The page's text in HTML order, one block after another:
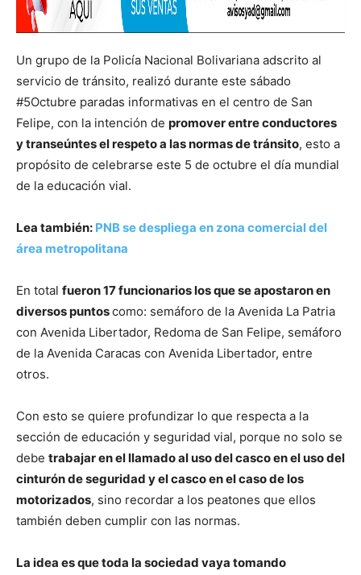
Un grupo de la Policía Nacional Bolivariana adscrito al
servicio de tránsito, realizó durante este sábado
#5Octubre paradas informativas en el centro de San
Felipe, con la intención de promover entre conductores
y transeúntes el respeto a las normas de tránsito, esto a
propósito de celebrarse este 5 de octubre el día mundial
de la educación vial.
Lea también: PNB se despliega en zona comercial del
área metropolitana
En total fueron 17 funcionarios los que se apostaron en
diversos puntoscomo: semáforo de la Avenida La Patria
con Avenida Libertador, Redoma de San Felipe, semáforo
de la Avenida Caracas con Avenida Libertador, entre
otros.
Con esto se quiere profundizar lo que respecta a la
sección de educación y seguridad vial, porque no solo se
debe trabajar en el llamado al uso del casco en el uso del
cinturón de seguridad y el casco en el caso de los
motorizados, sino recordar a los peatones que ellos
también deben cumplir con las normas.
La idea es que toda la sociedad vaya tomando